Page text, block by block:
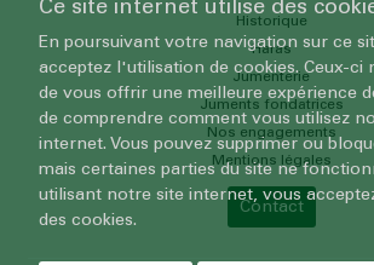
Historique
Haras
Jumenterie
Juments fondatrices
Nos engagements
Mentions légales
Contact
Ce site internet utilise des
En poursuivant votre navigation sur ce
acceptez l'utilisation de cookies. Ceux-ci
de vous offrir une meilleure expérience
de comprendre comment vous utilisez
internet. Vous pouvez supprimer ou
mais certaines parties du site ne
utilisant notre site internet, vous
des cookies.